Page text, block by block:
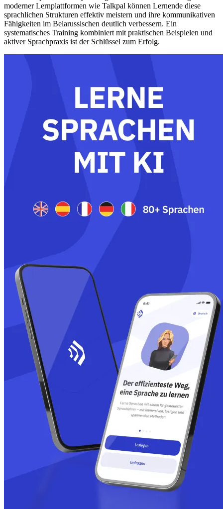
moderner Lernplattformen wie Talkpal können Lernende diese
sprachlichen Strukturen effektiv meistern und ihre kommunikativen
Fähigkeiten im Belarussischen deutlich verbessern. Ein
systematisches Training kombiniert mit praktischen Beispielen und
aktiver Sprachpraxis ist der Schlüssel zum Erfolg.